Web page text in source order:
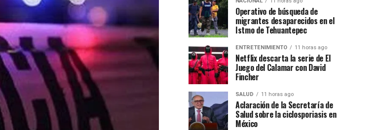
Operativo de búsqueda de
migrantes desaparecidos en el
Istmo de Tehuantepec
ENTRETENIMIENTO 11 horas ago
Netflix descarta la serie de El
Juego del Calamar con David
Fincher
SALUD 11 horas ago
Aclaración de la Secretaría de
Salud sobre la ciclosporiasis en
México